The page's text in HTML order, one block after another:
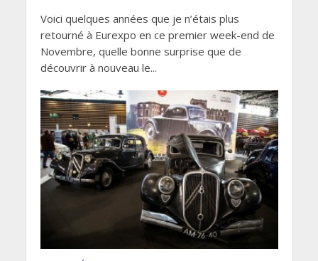
Voici quelques années que je n’étais plus
retourné à Eurexpo en ce premier week-end de
Novembre, quelle bonne surprise que de
découvrir à nouveau le...